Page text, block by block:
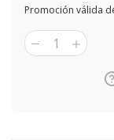
Promoción válida
1